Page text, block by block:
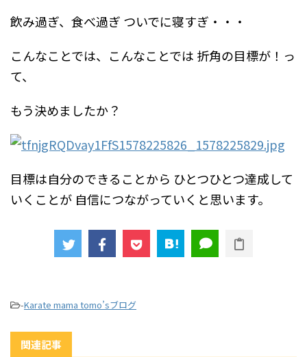
飲み過ぎ、食べ過ぎ ついでに寝すぎ・・・
こんなことでは、こんなことでは 折角の目標が！っ
て、
もう決めましたか？
目標は自分のできることから ひとつひとつ達成して
いくことが 自信につながっていくと思います。
-Karate mama tomo’sブログ
関連記事